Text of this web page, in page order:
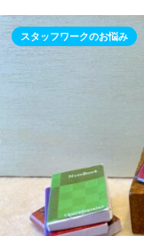
スタッフワークのお悩み